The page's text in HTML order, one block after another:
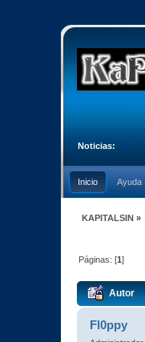
Noticias:
Inicio Ayuda
KAPITALSIN »
Páginas: [1]
Autor
Fl0ppy